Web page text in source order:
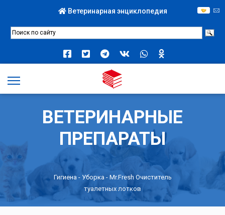
Ветеринарная энциклопедия
ВЕТЕРИНАРНЫЕ
ПРЕПАРАТЫ
Гигиена - Уборка - Mr.Fresh Очиститель
туалетных лотков